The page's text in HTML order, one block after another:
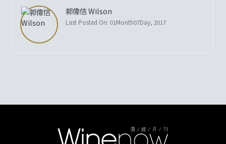
郭偉信 Wilson
Last Posted On: 01Month07Day, 2017